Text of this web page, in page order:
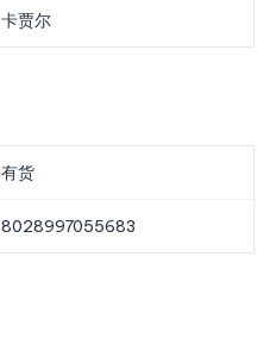
卡贾尔
有货
8028997055683